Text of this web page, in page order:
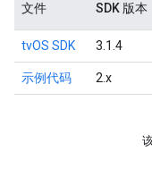
文件 SDK 版本
tvOS SDK 3.1.4
示例代码 2.x